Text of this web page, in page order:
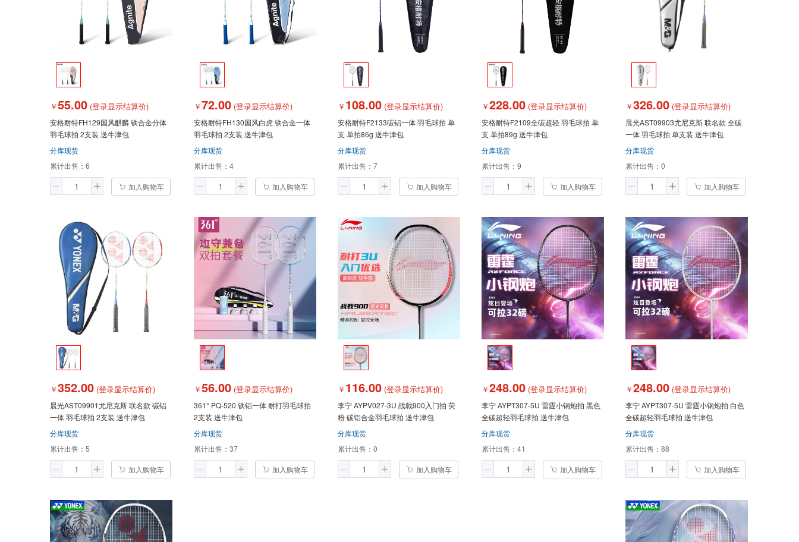
￥55.00 (登录显示结算价)
安格耐特FH129国风麒麟 铁合金分体
羽毛球拍 2支装 送牛津包
分库现货
累计出售： 6
加入购物车
￥72.00 (登录显示结算价)
安格耐特FH130国风白虎 铁合金一体
羽毛球拍 2支装 送牛津包
分库现货
累计出售： 4
加入购物车
￥ 108.00 (登录显示结算价)
安格耐特F2133碳铝一体 羽毛球拍 单
支 单拍86g 送牛津包
分库现货
累计出售： 7
加入购物车
￥228.00 (登录显示结算价)
安格耐特F2109全碳超轻 羽毛球拍 单
支 单拍89g 送牛津包
分库现货
累计出售： 9
加入购物车
￥326.00 (登录显示结算价)
晨光AST09903尤尼克斯 联名款 全碳
一体 羽毛球拍 单支装 送牛津包
分库现货
累计出售： 0
加入购物车
￥352.00 (登录显示结算价)
晨光AST09901尤尼克斯 联名款 碳铝
一体 羽毛球拍 2支装 送牛津包
分库现货
累计出售： 5
加入购物车
￥56.00 (登录显示结算价)
361° PQ-520 铁铝一体 耐打羽毛球拍
2支装 送牛津包
分库现货
累计出售： 37
加入购物车
￥ 116.00 (登录显示结算价)
李宁 AYPV027-3U 战戟900入门拍 荧
粉 碳铝合金羽毛球拍 送牛津包
分库现货
累计出售： 0
加入购物车
￥248.00 (登录显示结算价)
李宁 AYPT307-5U 雷霆小钢炮拍 黑色
全碳超轻羽毛球拍 送牛津包
分库现货
累计出售： 41
加入购物车
￥248.00 (登录显示结算价)
李宁 AYPT307-5U 雷霆小钢炮拍 白色
全碳超轻羽毛球拍 送牛津包
分库现货
累计出售： 88
加入购物车